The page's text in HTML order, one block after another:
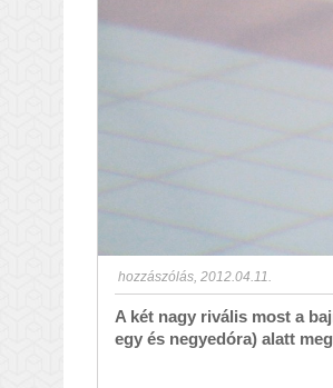
hozzászólás, 2012.04.11.
A két nagy rivális most a
egy és negyedóra) alatt